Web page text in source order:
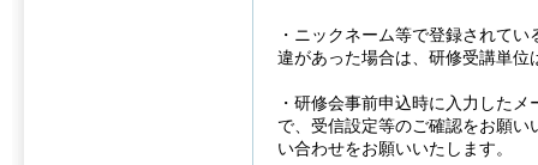
・ニックネーム等で登録されて
違があった場合は、研修受講単位
・研修会事前申込時に入力した
で、受信設定等のご確認をお願
い合わせをお願いいたします。